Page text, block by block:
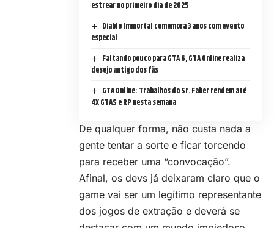
estrear no primeiro dia de 2025
Diablo Immortal comemora 3 anos com evento
especial
Faltando pouco para GTA 6, GTA Online realiza
desejo antigo dos fãs
GTA Online: Trabalhos do Sr. Faber rendem até
4X GTA$ e RP nesta semana
De qualquer forma, não custa nada a
gente tentar a sorte e ficar torcendo
para receber uma “convocação”.
Afinal, os devs já deixaram claro que o
game vai ser um legítimo representante
dos jogos de extração e deverá se